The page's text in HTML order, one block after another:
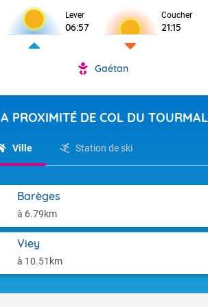
TENDANCE
Pour la
Au niveau
2026 :
Lever
06:57
Coucher
21:15
Gaétan
A PROXIMITÉ DE COL DU
Ville Station de ski
Barèges
à 6.79km
Viey
à 10.51km
: 32 Nancy :
Très
En
Le soleil